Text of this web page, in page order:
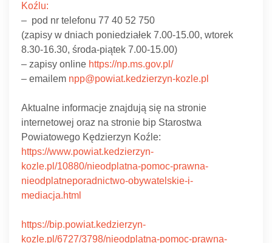
Koźlu:
– pod nr telefonu 77 40 52 750
(zapisy w dniach poniedziałek 7.00-15.00, wtorek
8.30-16.30, środa-piątek 7.00-15.00)
– zapisy online https://np.ms.gov.pl/
– emailem npp@powiat.kedzierzyn-kozle.pl
Aktualne informacje znajdują się na stronie
internetowej oraz na stronie bip Starostwa
Powiatowego Kędzierzyn Koźle:
https://www.powiat.kedzierzyn-
kozle.pl/10880/nieodplatna-pomoc-prawna-
nieodplatneporadnictwo-obywatelskie-i-
mediacja.html
https://bip.powiat.kedzierzyn-
kozle.pl/6727/3798/nieodplatna-pomoc-prawna-